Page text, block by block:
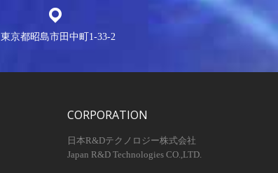
東京都昭島市田中町1-33-2
CORPORATION
日本R&Dテクノロジー株式会社
Japan R&D Technologies CO.,LTD.